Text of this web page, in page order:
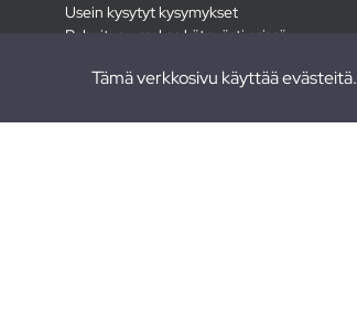
Usein kysytyt kysymykset
Rahoitus - maksa kätevästi erissä
Tämä verkkosivu käyttää evästeitä.